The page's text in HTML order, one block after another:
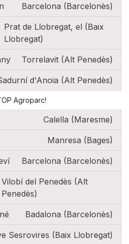
Barcelona (Barcelonès)
Prat de Llobregat, el (Baix
Llobregat)
Torrelavit (Alt Penedès)
d'Anoia (Alt Penedès)
Agroparc!
Calella (Maresme)
Manresa (Bages)
Barcelona (Barcelonès)
Vilobí del Penedès (Alt
Penedès)
Badalona (Barcelonès)
Sesrovires (Baix Llobregat)